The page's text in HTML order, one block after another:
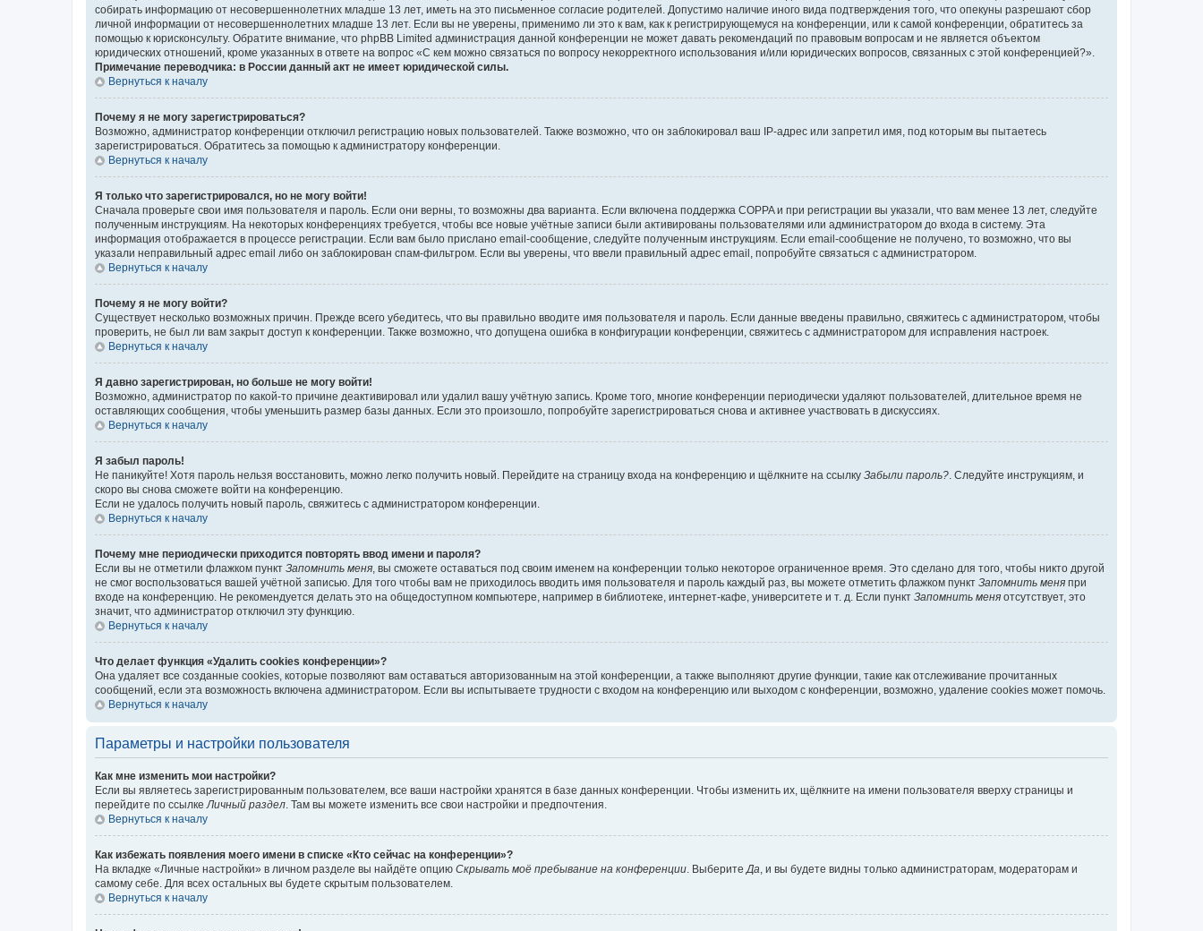
собирать информацию от несовершеннолетних младше 13 лет, иметь на это письменное согласие родителей. Допустимо наличие иного вида подтверждения того, что опекуны разрешают сбор
личной информации от несовершеннолетних младше 13 лет. Если вы не уверены, применимо ли это к вам, как к регистрирующемуся на конференции, или к самой конференции, обратитесь за
помощью к юрисконсульту. Обратите внимание, что phpBB Limited администрация данной конференции не может давать рекомендаций по правовым вопросам и не является объектом
юридических отношений, кроме указанных в ответе на вопрос «С кем можно связаться по вопросу некорректного использования и/или юридических вопросов, связанных с этой конференцией?».
Примечание переводчика: в России данный акт не имеет юридической силы.
Вернуться к началу
Почему я не могу зарегистрироваться?
Возможно, администратор конференции отключил регистрацию новых пользователей. Также возможно, что он заблокировал ваш IP-адрес или запретил имя, под которым вы пытаетесь
зарегистрироваться. Обратитесь за помощью к администратору конференции.
Вернуться к началу
Я только что зарегистрировался, но не могу войти!
Сначала проверьте свои имя пользователя и пароль. Если они верны, то возможны два варианта. Если включена поддержка COPPA и при регистрации вы указали, что вам менее 13 лет, следуйте
полученным инструкциям. На некоторых конференциях требуется, чтобы все новые учётные записи были активированы пользователями или администратором до входа в систему. Эта
информация отображается в процессе регистрации. Если вам было прислано email-сообщение, следуйте полученным инструкциям. Если email-сообщение не получено, то возможно, что вы
указали неправильный адрес email либо он заблокирован спам-фильтром. Если вы уверены, что ввели правильный адрес email, попробуйте связаться с администратором.
Вернуться к началу
Почему я не могу войти?
Существует несколько возможных причин. Прежде всего убедитесь, что вы правильно вводите имя пользователя и пароль. Если данные введены правильно, свяжитесь с администратором, чтобы
проверить, не был ли вам закрыт доступ к конференции. Также возможно, что допущена ошибка в конфигурации конференции, свяжитесь с администратором для исправления настроек.
Вернуться к началу
Я давно зарегистрирован, но больше не могу войти!
Возможно, администратор по какой-то причине деактивировал или удалил вашу учётную запись. Кроме того, многие конференции периодически удаляют пользователей, длительное время не
оставляющих сообщения, чтобы уменьшить размер базы данных. Если это произошло, попробуйте зарегистрироваться снова и активнее участвовать в дискуссиях.
Вернуться к началу
Я забыл пароль!
Не паникуйте! Хотя пароль нельзя восстановить, можно легко получить новый. Перейдите на страницу входа на конференцию и щёлкните на ссылку Забыли пароль? . Следуйте инструкциям, и
скоро вы снова сможете войти на конференцию.
Если не удалось получить новый пароль, свяжитесь с администратором конференции.
Вернуться к началу
Почему мне периодически приходится повторять ввод имени и пароля?
Если вы не отметили флажком пункт Запомнить меня , вы сможете оставаться под своим именем на конференции только некоторое ограниченное время. Это сделано для того, чтобы никто другой
не смог воспользоваться вашей учётной записью. Для того чтобы вам не приходилось вводить имя пользователя и пароль каждый раз, вы можете отметить флажком пункт Запомнить меня при
входе на конференцию. Не рекомендуется делать это на общедоступном компьютере, например в библиотеке, интернет-кафе, университете и т. д. Если пункт Запомнить меня отсутствует, это
значит, что администратор отключил эту функцию.
Вернуться к началу
Что делает функция «Удалить cookies конференции»?
Она удаляет все созданные cookies, которые позволяют вам оставаться авторизованным на этой конференции, а также выполняют другие функции, такие как отслеживание прочитанных
сообщений, если эта возможность включена администратором. Если вы испытываете трудности с входом на конференцию или выходом с конференции, возможно, удаление cookies может помочь.
Вернуться к началу
Параметры и настройки пользователя
Как мне изменить мои настройки?
Если вы являетесь зарегистрированным пользователем, все ваши настройки хранятся в базе данных конференции. Чтобы изменить их, щёлкните на имени пользователя вверху страницы и
перейдите по ссылке Личный раздел . Там вы можете изменить все свои настройки и предпочтения.
Вернуться к началу
Как избежать появления моего имени в списке «Кто сейчас на конференции»?
На вкладке «Личные настройки» в личном разделе вы найдёте опцию Скрывать моё пребывание на конференции . Выберите Да , и вы будете видны только администраторам, модераторам и
самому себе. Для всех остальных вы будете скрытым пользователем.
Вернуться к началу